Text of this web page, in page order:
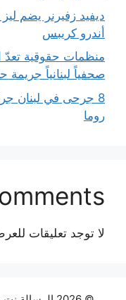
ديفيد زفيرنر يضم
أندرو كريبس
منظمات حقوقية تعدّ
صحفياً لبنانياً جريمة
8 جرحى في لبنان
روما
لا توجد تعليقات